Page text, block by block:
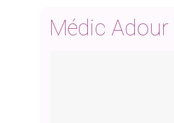
Médic Adour